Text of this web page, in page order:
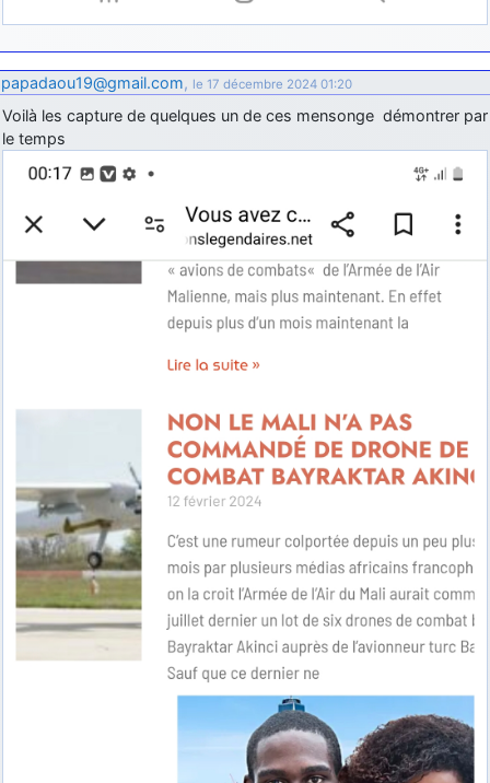
papadaou19@gmail.com, le 17 décembre 2024 01:20
Voilà les capture de quelques un de ces mensonge démontrer par
le temps